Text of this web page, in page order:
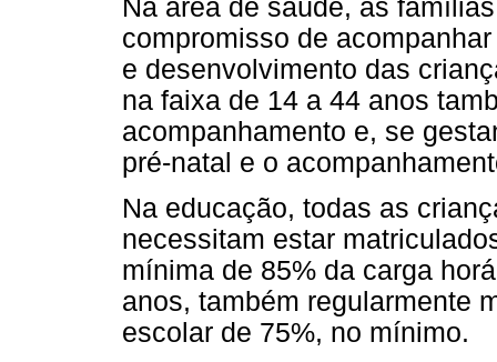
Na área de saúde, as
compromisso de
e desenvolvimento das
na faixa de 14 a 44 anos
acompanhamento e, se
pré-natal e o
Na educação, todas as
necessitam estar
mínima de 85% da carga
anos, também regularmente
escolar de 75%, no mínimo.